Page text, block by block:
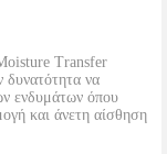
Transfer
δυνατότητα να
ενδυμάτων όπου
και άνετη αίσθηση